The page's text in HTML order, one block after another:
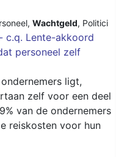
, Wachtgeld, Politici
c.q. Lente-akkoord
personeel zelf
ligt,
zelf voor een deel
van de ondernemers
reiskosten voor hun